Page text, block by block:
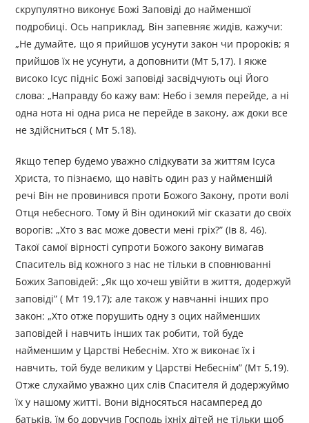
скрупулятно виконує Божі Заповіді до найменшої
подробиці. Ось наприклад, Він запевняє жидів, кажучи:
„Не думайте, що я прийшов усунути закон чи пророків; я
прийшов їх не усунути, а доповнити (Мт 5,17). І якже
високо Ісус підніс Божі заповіді засвідчують оці Його
слова: „Направду бо кажу вам: Небо і земля перейде, а ні
одна нота ні одна риса не перейде в закону, аж доки все
не здійсниться ( Мт 5.18).
Якщо тепер будемо уважно слідкувати за життям Ісуса
Христа, то пізнаємо, що навіть один раз у найменшій
речі Він не провинився проти Божого Закону, проти волі
Отця небесного. Тому й Він одинокий міг сказати до своїх
ворогів: „Хто з вас може довести мені гріх?” (Ів 8, 46).
Такої самої вірності супроти Божого закону вимагав
Спаситель від кожного з нас не тільки в сповнюванні
Божих Заповідей: „Як що хочеш увійти в життя, додержуй
заповіді” ( Мт 19,17); але також у навчанні інших про
закон: „Хто отже порушить одну з оцих найменших
заповідей і навчить інших так робити, той буде
найменшим у Царстві Небеснім. Хто ж виконає їх і
навчить, той буде великим у Царстві Небеснім” (Мт 5,19).
Отже слухаймо уважно цих слів Спасителя й додержуймо
їх у нашому житті. Вони відносяться насамперед до
батьків, їм бо доручив Господь іхніх дітей не тільки щоб